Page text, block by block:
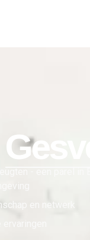
- een parel in
en netwerk